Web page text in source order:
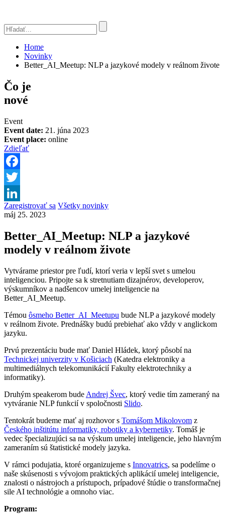
Home
Novinky
Better_AI_Meetup: NLP a jazykové modely v reálnom živote
Čo je
nové
Event
Event date: 21. júna 2023
Event place: online
Zdieľať
Facebook
Twitter
LinkedIn
Zaregistrovať sa Všetky novinky
máj 25. 2023
Better_AI_Meetup: NLP a jazykové
modely v reálnom živote
Vytvárame priestor pre ľudí, ktorí veria v lepší svet s umelou
inteligenciou. Pripojte sa k stretnutiam dizajnérov, developerov,
výskumníkov a nadšencov umelej inteligencie na
Better_AI_Meetup.
Témou ôsmeho Better_AI_Meetupu bude NLP a jazykové modely
v reálnom živote. Prednášky budú prebiehať ako vždy v anglickom
jazyku.
Prvú prezentáciu bude mať Daniel Hládek, ktorý pôsobí na
Technickej univerzity v Košiciach (Katedra elektroniky a
multimediálnych telekomunikácií Fakulty elektrotechniky a
informatiky).
Druhým speakerom bude Andrej Švec, ktorý vedie tím zameraný na
vytváranie NLP funkcií v spoločnosti Slido.
Tentokrát budeme mať aj rozhovor s Tomášom Mikolovom z
Českého inštitútu informatiky, robotiky a kybernetiky. Tomáš je
vedec špecializujúci sa na výskum umelej inteligencie, jeho hlavným
zameraním sú štatistické modely jazyka.
V rámci podujatia, ktoré organizujeme s Innovatrics, sa podelíme o
naše skúsenosti s vývojom praktických aplikácií umelej inteligencie,
znalosti o nástrojoch a prístupoch, prípadové štúdie o transformačnej
sile AI technológie a omnoho viac.
Program: